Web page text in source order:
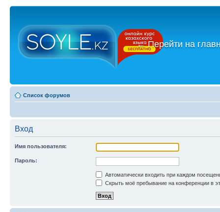
←Перейти на
Список форумов
Вход
Имя пользователя:
Пароль:
Автоматически входить при каждом
Скрыть моё пребывание на конференции в